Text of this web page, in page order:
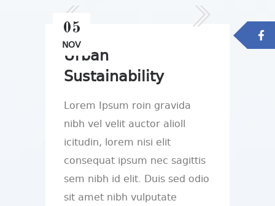
05
NOV
Urban
Sustainability
Lorem Ipsum roin gravida
nibh vel velit auctor alioll
icitudin, lorem nisi elit
consequat ipsum nec sagittis
sem nibh id elit. Duis sed odio
sit amet nibh vulputate